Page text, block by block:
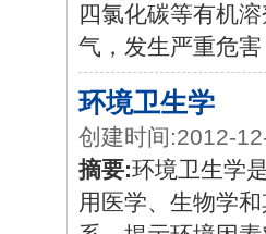
四氯化碳等有机
气，发生严重危害
环境卫生学
创建时间:2012-
摘要:环境卫生学
用医学、生物学